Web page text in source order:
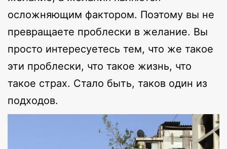
осложняющим фактором. Поэтому вы не
превращаете проблески в желание. Вы
просто интересуетесь тем, что же такое
эти проблески, что такое жизнь, что
такое страх. Стало быть, таков один из
подходов.